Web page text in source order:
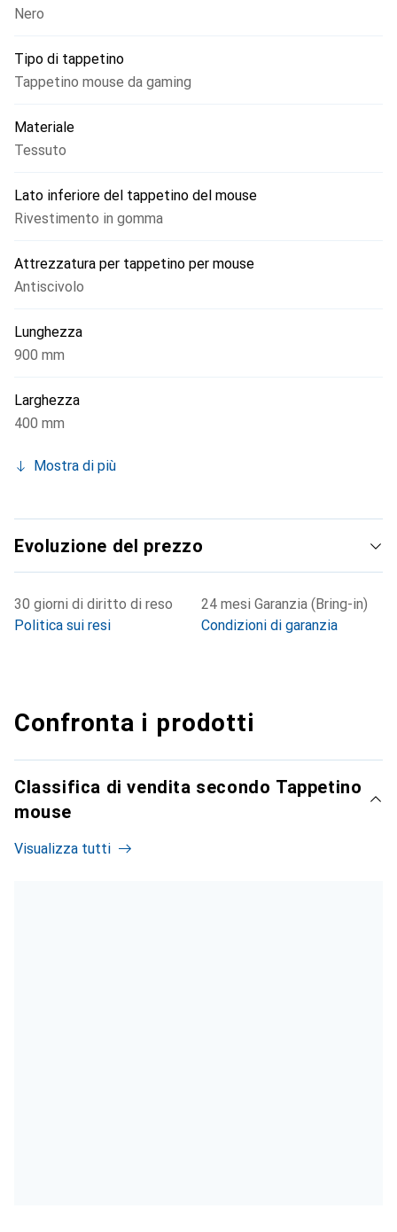
Nero
Tipo di tappetino
Tappetino mouse da gaming
Materiale
Tessuto
Lato inferiore del tappetino del mouse
Rivestimento in gomma
Attrezzatura per tappetino per mouse
Antiscivolo
Lunghezza
900 mm
Larghezza
400 mm
Mostra di più
Evoluzione del prezzo
30 giorni di diritto di reso
Politica sui resi
24 mesi Garanzia (Bring-in)
Condizioni di garanzia
Confronta i prodotti
Classifica di vendita secondo Tappetino
mouse
Visualizza tutti